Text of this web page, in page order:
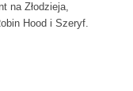
na Złodzieja,
Hood i Szeryf.